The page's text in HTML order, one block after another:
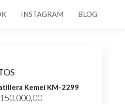
INSTAGRAM BLOG
Kemei KM-2299
150.000,00